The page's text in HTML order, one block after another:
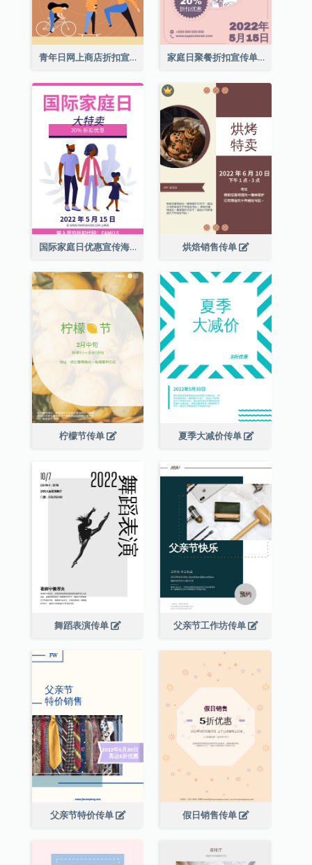
青年日网上商店折扣宣传单张 家庭日聚餐折扣宣传单张
国际家庭日优惠宣传海报 烘焙销售传单
柠檬节传单 夏季大减价传单
舞蹈表演传单 父亲节工作坊传单
父亲节特价传单 假日销售传单